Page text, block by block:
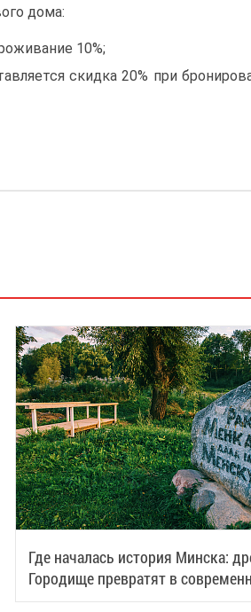
дома:
10%;
скидка 20% при
Где началась история Минска:
Городище превратят в
туристический центр